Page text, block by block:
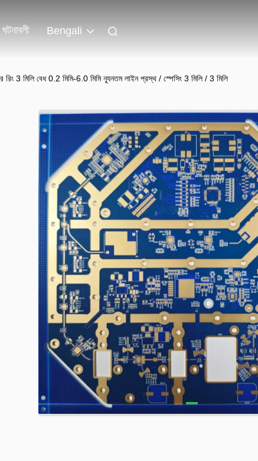
ঘটনাবলী Bengali
3 মিলি বেধ 0.2 মিমি-6.0 মিমি ন্যূনতম লাইন প্রস্থ / স্পেসিং 3 মিলি / 3 মিলি